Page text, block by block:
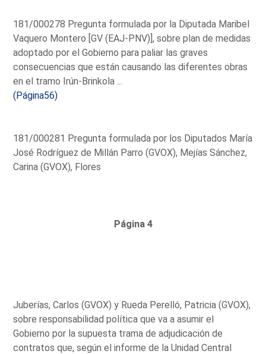
181/000278 Pregunta formulada por la Diputada Maribel
Vaquero Montero [GV (EAJ-PNV)], sobre plan de medidas
adoptado por el Gobierno para paliar las graves
consecuencias que están causando las diferentes obras
en el tramo Irún-Brinkola ...
(Página56)
181/000281 Pregunta formulada por los Diputados María
José Rodríguez de Millán Parro (GVOX), Mejías Sánchez,
Carina (GVOX), Flores
Página 4
Juberías, Carlos (GVOX) y Rueda Perelló, Patricia (GVOX),
sobre responsabilidad política que va a asumir el
Gobierno por la supuesta trama de adjudicación de
contratos que, según el informe de la Unidad Central